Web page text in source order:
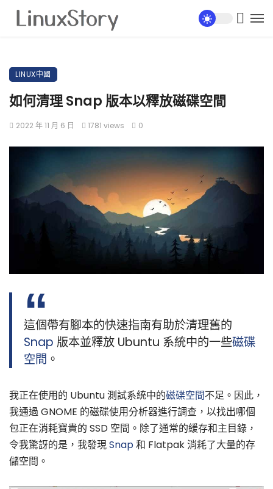
LINUX中國
如何清理 Snap 版本以釋放磁碟空間
2022 年 11 月 6 日 1781 views 0
這個帶有腳本的快速指南有助於清理舊的
Snap 版本並釋放 Ubuntu 系統中的一些磁碟
空間 。
我正在使用的 Ubuntu 測試系統中的磁碟空間不足。因此，
我通過 GNOME 的磁碟使用分析器進行調查，以找出哪個
包正在消耗寶貴的 SSD 空間。除了通常的緩存和主目錄，
令我驚訝的是，我發現Snap和 Flatpak 消耗了大量的存
儲空間。